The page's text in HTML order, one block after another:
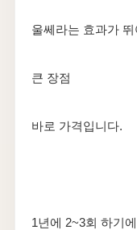
울쎄라는 효과가
큰 장점
바로 가격입니다.
1년에 2~3회 하기